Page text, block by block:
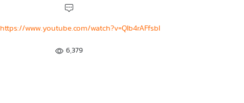
https://www.youtube.com/watch?v=QIb4rAFfsbI
6,379